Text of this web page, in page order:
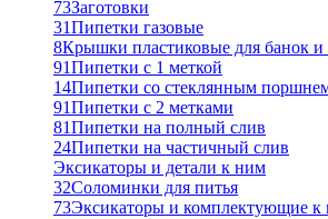
73Заготовки
31Пипетки газовые
8Крышки пластиковые для банок и
91Пипетки с 1 меткой
14Пипетки со стеклянным
91Пипетки с 2 метками
81Пипетки на полный слив
24Пипетки на частичный слив
Эксикаторы и детали к ним
32Соломинки для питья
73Эксикаторы и комплектующие к